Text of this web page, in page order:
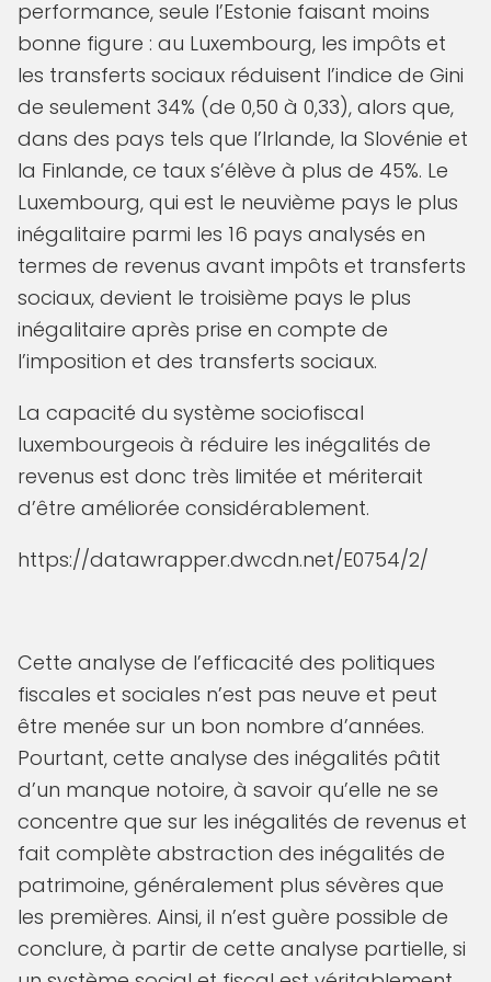
performance, seule l’Estonie faisant moins
bonne figure : au Luxembourg, les impôts et
les transferts sociaux réduisent l’indice de Gini
de seulement 34% (de 0,50 à 0,33), alors que,
dans des pays tels que l’Irlande, la Slovénie et
la Finlande, ce taux s’élève à plus de 45%. Le
Luxembourg, qui est le neuvième pays le plus
inégalitaire parmi les 16 pays analysés en
termes de revenus avant impôts et transferts
sociaux, devient le troisième pays le plus
inégalitaire après prise en compte de
l’imposition et des transferts sociaux.
La capacité du système sociofiscal
luxembourgeois à réduire les inégalités de
revenus est donc très limitée et mériterait
d’être améliorée considérablement.
https://datawrapper.dwcdn.net/E0754/2/
Cette analyse de l’efficacité des politiques
fiscales et sociales n’est pas neuve et peut
être menée sur un bon nombre d’années.
Pourtant, cette analyse des inégalités pâtit
d’un manque notoire, à savoir qu’elle ne se
concentre que sur les inégalités de revenus et
fait complète abstraction des inégalités de
patrimoine, généralement plus sévères que
les premières. Ainsi, il n’est guère possible de
conclure, à partir de cette analyse partielle, si